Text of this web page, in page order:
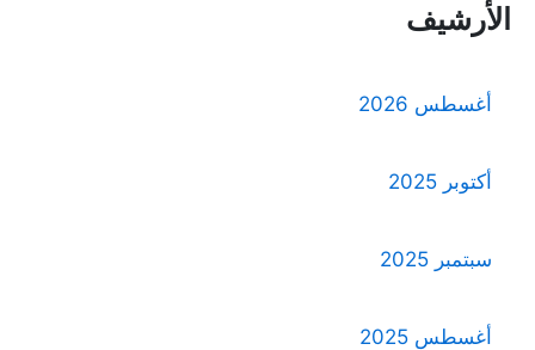
الأرشيف
أغسطس 2026
أكتوبر 2025
سبتمبر 2025
أغسطس 2025